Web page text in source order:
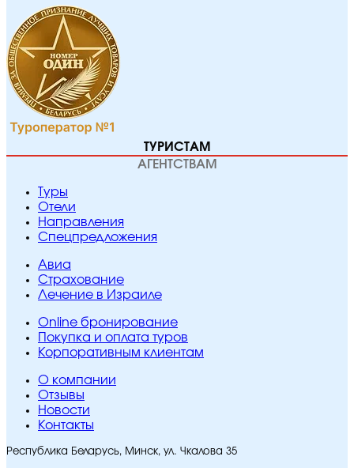
ТУРИСТАМ
АГЕНТСТВАМ
Туры
Отели
Направления
Спецпредложения
Авиа
Страхование
Лечение в Израиле
Online бронирование
Покупка и оплата туров
Корпоративным клиентам
O компании
Отзывы
Новости
Контакты
Республика Беларусь, Минск, ул. Чкалова 35